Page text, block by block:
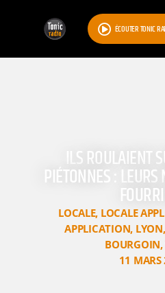
ÉCOUTER TONIC
ILS ROULAIENT
PIÉTONNES : LEURS
LOCALE, LOCALE
APPLICATION, LYON
BOURGOIN,
11